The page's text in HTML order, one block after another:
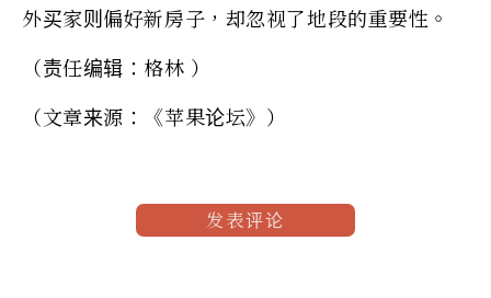
外买家则偏好新房子，却忽视了地段的重要性。
（责任编辑：格林 ）
（文章来源：《苹果论坛》）
发表评论